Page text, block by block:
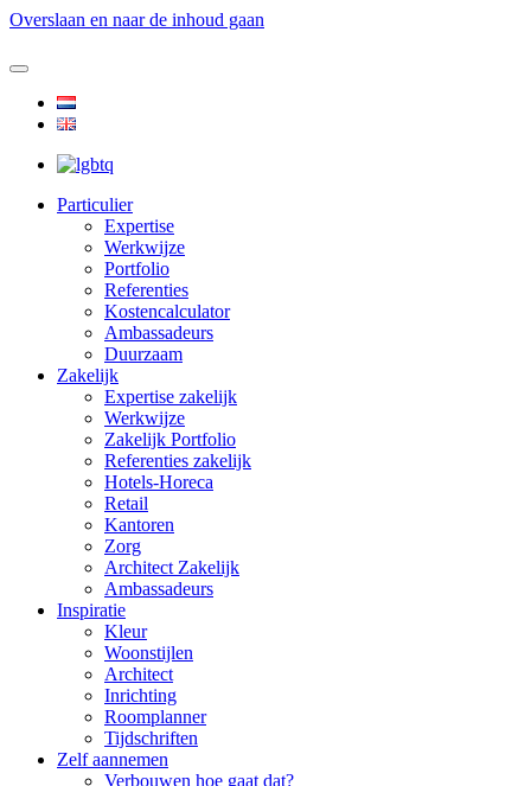
Overslaan en naar de inhoud gaan
Particulier
Expertise
Werkwijze
Portfolio
Referenties
Kostencalculator
Ambassadeurs
Duurzaam
Zakelijk
Expertise zakelijk
Werkwijze
Zakelijk Portfolio
Referenties zakelijk
Hotels-Horeca
Retail
Kantoren
Zorg
Architect Zakelijk
Ambassadeurs
Inspiratie
Kleur
Woonstijlen
Architect
Inrichting
Roomplanner
Tijdschriften
Zelf aannemen
Verbouwen hoe gaat dat?